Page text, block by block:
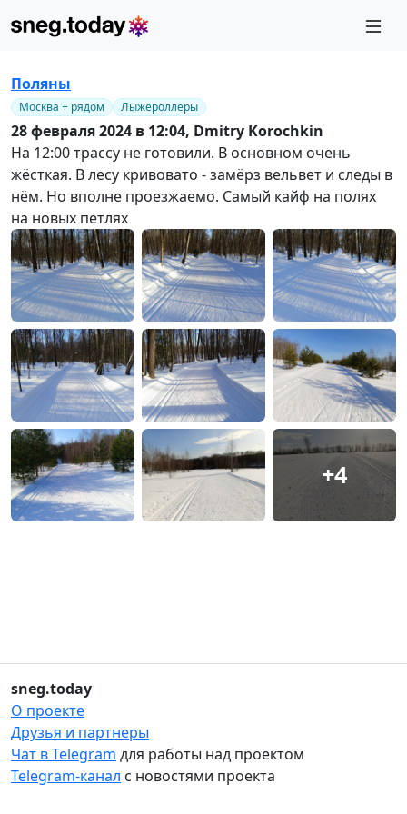
Поляны
Москва + рядом Лыжероллеры
28 февраля 2024 в 12:04, Dmitry Korochkin
На 12:00 трассу не готовили. В основном очень
жёсткая. В лесу кривовато - замёрз вельвет и следы в
нём. Но вполне проезжаемо. Самый кайф на полях
на новых петлях
+4
sneg.today
О проекте
Друзья и партнеры
Чат в Telegram для работы над проектом
Telegram-канал с новостями проекта